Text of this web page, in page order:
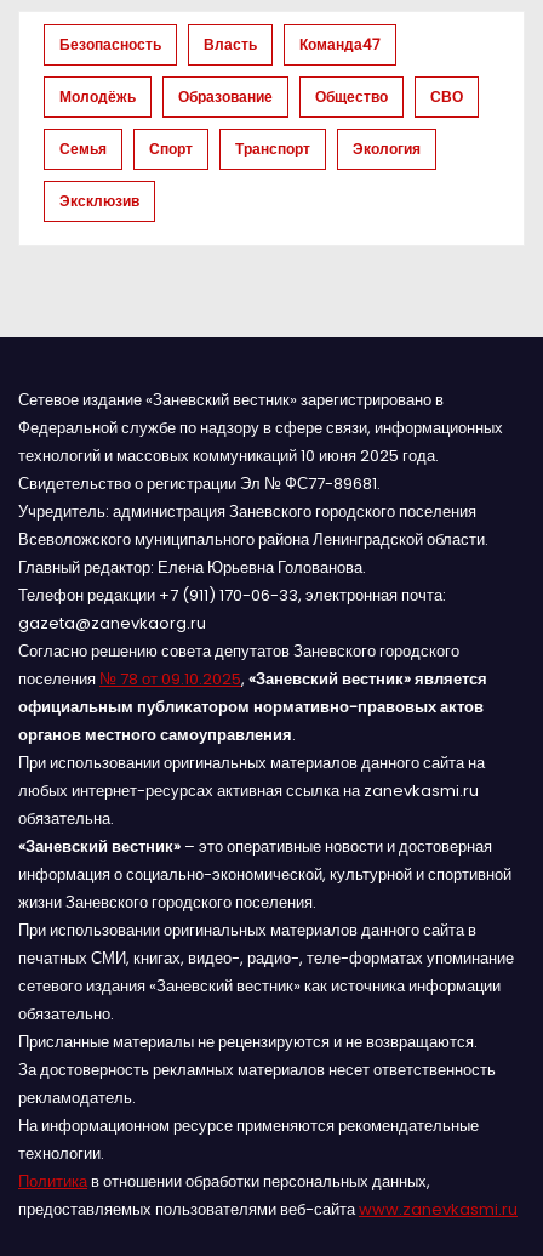
з
а
п
и
с
м
Безопасность Власть Команда47
Молодёжь Образование Общество СВО
Семья Спорт Транспорт Экология
Эксклюзив
Сетевое издание «Заневский вестник» зарегистрировано в
Федеральной службе по надзору в сфере связи, информационных
технологий и массовых коммуникаций 10 июня 2025 года.
Свидетельство о регистрации Эл № ФС77-89681.
Учредитель: администрация Заневского городского поселения
Всеволожского муниципального района Ленинградской области.
Главный редактор: Елена Юрьевна Голованова.
Телефон редакции +7 (911) 170-06-33, электронная почта:
gazeta@zanevkaorg.ru
Согласно решению совета депутатов Заневского городского
поселения № 78 от 09.10.2025, «Заневский вестник» является
официальным публикатором нормативно-правовых актов
органов местного самоуправления.
При использовании оригинальных материалов данного сайта на
любых интернет-ресурсах активная ссылка на zanevkasmi.ru
обязательна.
«Заневский вестник» – это оперативные новости и достоверная
информация о социально-экономической, культурной и спортивной
жизни Заневского городского поселения.
При использовании оригинальных материалов данного сайта в
печатных СМИ, книгах, видео-, радио-, теле-форматах упоминание
сетевого издания «Заневский вестник» как источника информации
обязательно.
Присланные материалы не рецензируются и не возвращаются.
За достоверность рекламных материалов несет ответственность
рекламодатель.
На информационном ресурсе применяются рекомендательные
технологии.
Политикав отношении обработки персональных данных,
предоставляемых пользователями веб-сайтаwww.zanevkasmi.ru